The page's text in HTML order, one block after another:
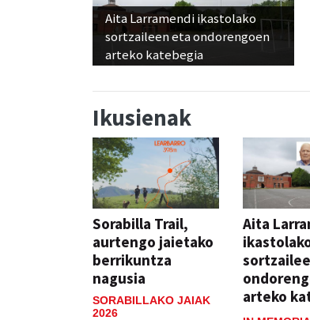
Aita Larramendi ikastolako
sortzaileen eta ondorengoen
arteko katebegia
Ikusienak
Sorabilla Trail,
aurtengo jaietako
berrikuntza
nagusia
SORABILLAKO JAIAK
2026
Aita
arteko